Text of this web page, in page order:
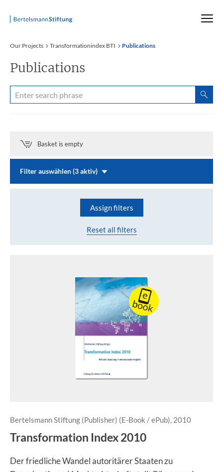
Startseite
Our Projects Transformationindex BTI Publications
Publications
Basket is empty
Filter auswählen (3 aktiv)
Assign filters
Reset all filters
Bertelsmann Stiftung (Publisher) (E-Book / ePub), 2010
Transformation Index 2010
Der friedliche Wandel autoritärer Staaten zu